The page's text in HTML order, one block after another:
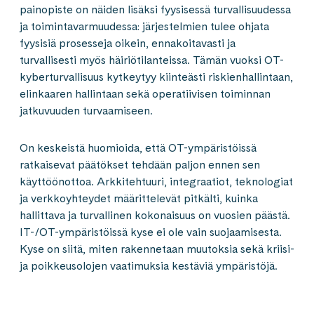
painopiste on näiden lisäksi fyysisessä turvallisuudessa
ja toimintavarmuudessa: järjestelmien tulee ohjata
fyysisiä prosesseja oikein, ennakoitavasti ja
turvallisesti myös häiriötilanteissa. Tämän vuoksi OT-
kyberturvallisuus kytkeytyy kiinteästi riskienhallintaan,
elinkaaren hallintaan sekä operatiivisen toiminnan
jatkuvuuden turvaamiseen.
On keskeistä huomioida, että OT-ympäristöissä
ratkaisevat päätökset tehdään paljon ennen sen
käyttöönottoa. Arkkitehtuuri, integraatiot, teknologiat
ja verkkoyhteydet määrittelevät pitkälti, kuinka
hallittava ja turvallinen kokonaisuus on vuosien päästä.
IT-/OT-ympäristöissä kyse ei ole vain suojaamisesta.
Kyse on siitä, miten rakennetaan muutoksia sekä kriisi-
ja poikkeusolojen vaatimuksia kestäviä ympäristöjä.